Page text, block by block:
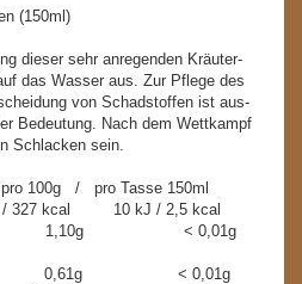
(150ml)
dieser sehr anregenden Kräuter-
das Wasser aus. Zur Pflege des
von Schadstoffen ist aus-
Bedeutung. Nach dem Wettkampf
Schlacken sein.
pro 100g / pro Tasse 150ml
kcal 10 kJ / 2,5 kcal
< 0,01g
< 0,01g